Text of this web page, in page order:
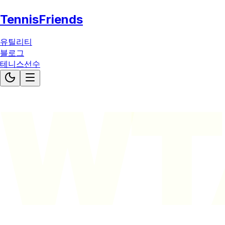
TennisFriends
유틸리티
블로그
테니스선수